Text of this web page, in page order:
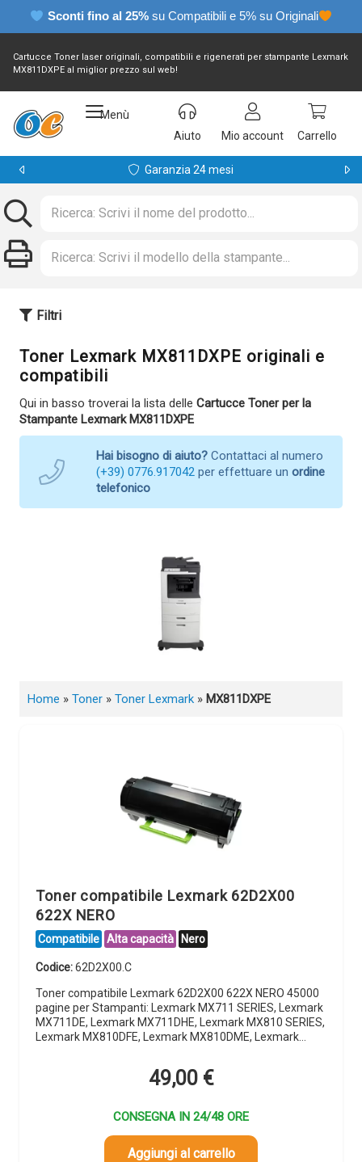
Sconti fino al 25% su Compatibili e 5% su Originali
Cartucce Toner laser originali, compatibili e rigenerati per stampante Lexmark
MX811DXPE al miglior prezzo sul web!
Menù
Aiuto
Mio account Carrello
Garanzia 24 mesi
Filtri
Toner Lexmark MX811DXPE originali e
compatibili
Qui in basso troverai la lista delle Cartucce Toner per la
Stampante Lexmark MX811DXPE
Hai bisogno di aiuto? Contattaci al numero
(+39) 0776.917042 per effettuare un ordine
telefonico
Home » Toner » Toner Lexmark » MX811DXPE
Toner compatibile Lexmark 62D2X00
622X NERO
Compatibile Alta capacità Nero
Codice:62D2X00.C
Toner compatibile Lexmark 62D2X00 622X NERO 45000
pagine per Stampanti: Lexmark MX711 SERIES, Lexmark
MX711DE, Lexmark MX711DHE, Lexmark MX810 SERIES,
Lexmark MX810DFE, Lexmark MX810DME, Lexmark…
49,00 €
CONSEGNA IN 24/48 ORE
Aggiungi al carrello